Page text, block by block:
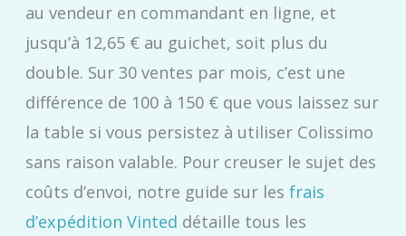
au vendeur en commandant en ligne, et
jusqu’à 12,65 € au guichet, soit plus du
double. Sur 30 ventes par mois, c’est une
différence de 100 à 150 € que vous laissez sur
la table si vous persistez à utiliser Colissimo
sans raison valable. Pour creuser le sujet des
coûts d’envoi, notre guide sur lesfrais
d’expédition Vinted détaille tous les